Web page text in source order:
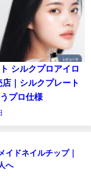
シルクプロアイロ
店｜シルクプレート
プロ仕様
イドネイルチップ｜
へ